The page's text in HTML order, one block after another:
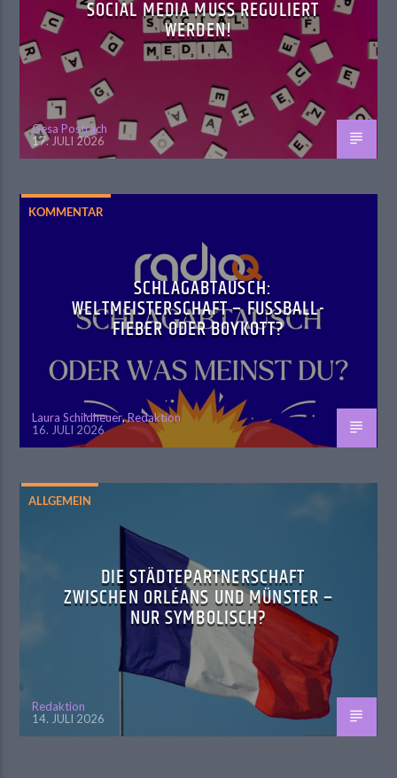
SOCIAL MEDIA MUSS REGULIERT
WERDEN!
Gesa Postrach
17. JULI 2026
KOMMENTAR
SCHLAGABTAUSCH:
WELTMEISTERSCHAFT – FUSSBALL-F
IEBER ODER BOYKOTT?
Laura Schildheuer,Redaktion
16. JULI 2026
ALLGEMEIN
DIE STÄDTEPARTNERSCHAFT
ZWISCHEN ORLÉANS UND MÜNSTER –
NUR SYMBOLISCH?
Redaktion
14. JULI 2026